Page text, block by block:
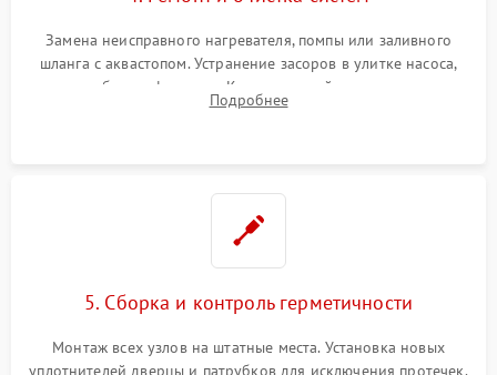
Замена неисправного нагревателя, помпы или заливного
шланга с аквастопом. Устранение засоров в улитке насоса,
патрубках и фильтрах. Компонентный ремонт платы
управления, восстановление поврежденной проводки.
Подробнее
5. Сборка и контроль герметичности
Монтаж всех узлов на штатные места. Установка новых
уплотнителей дверцы и патрубков для исключения протечек.